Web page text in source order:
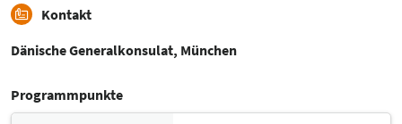
Kontakt
Dänische Generalkonsulat, München
Programmpunkte